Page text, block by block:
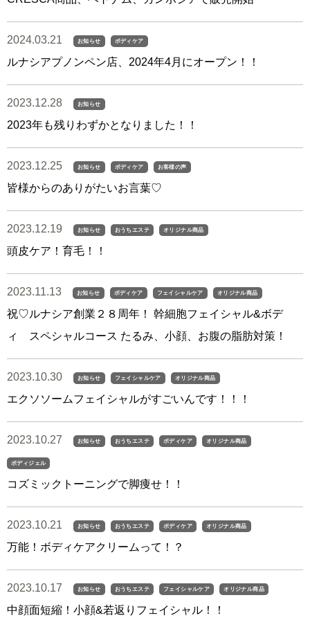
2024.03.21 お知らせ ボディケア
ルナシアプノンペン店、2024年4月にオープン！！
2023.12.28 お知らせ
2023年も残りわずかとなりました！！
2023.12.25 お知らせ ボディケア お客様の声
皆様からのありがたいお言葉♡
2023.12.19 お知らせ おうちエステ オリジナル商品
頭皮ケア！育毛！！
2023.11.13 お知らせ ボディケア フェイシャルケア オリジナル商品
祝♡ルナシア創業２８周年！ 幹細胞フェイシャル&ボデ
ィ スペシャルコース たるみ、小顔、お腹の脂肪対策！
2023.10.30 お知らせ フェイシャルケア オリジナル商品
エクソソームフェイシャルがすごいんです！！！
2023.10.27 お知らせ おうちエステ ボディケア オリジナル商品
ボディジェル
コズミックトーニングで脚痩せ！！
2023.10.21 お知らせ おうちエステ ボディケア オリジナル商品
万能！ボディケアクリームって！？
2023.10.17 お知らせ おうちエステ フェイシャルケア オリジナル商品
中顔面短縮！小顔&若返りフェイシャル！！